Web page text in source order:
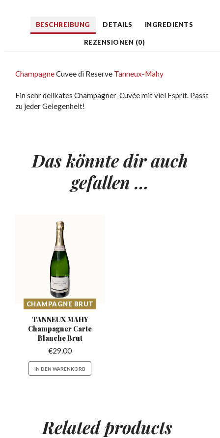
BESCHREIBUNG DETAILS INGREDIENTS
REZENSIONEN (0)
ChampagneCuvee di Reserve Tanneux-Mahy
Ein sehr delikates Champagner-Cuvée mit viel Esprit. Passt
zu jeder Gelegenheit!
Das könnte dir auch
gefallen …
CHAMPAGNE BRUT
TANNEUX MAHY
Champagner Carte
Blanche Brut
€29.00
IN DEN WARENKORB
Relatedproducts